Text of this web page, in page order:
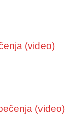
(video)
(video)